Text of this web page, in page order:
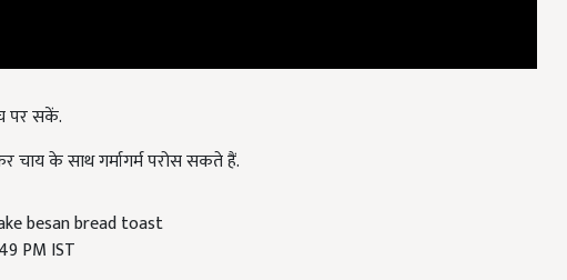
पर सकें.
चाय के साथ गर्मागर्म परोस सकते हैं.
besan bread toast
PM IST